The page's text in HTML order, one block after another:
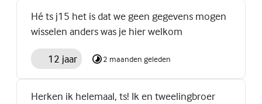
Hé ts j15 het is dat we geen gegevens mogen
wisselen anders was je hier welkom
12 jaar 2 maanden geleden
Herken ik helemaal, ts! Ik en tweelingbroer